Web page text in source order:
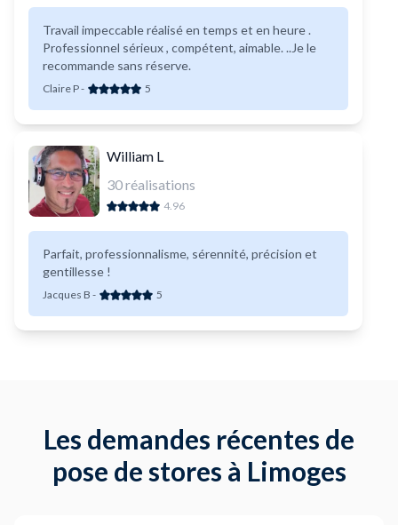
Travail impeccable réalisé en temps et en heure .
Professionnel sérieux , compétent, aimable. ..Je le
recommande sans réserve.
Claire P- 5
William L
30réalisations
4.96
Parfait, professionnalisme, sérennité, précision et
gentillesse !
Jacques B - 5
Les demandes récentes de
pose de stores à Limoges